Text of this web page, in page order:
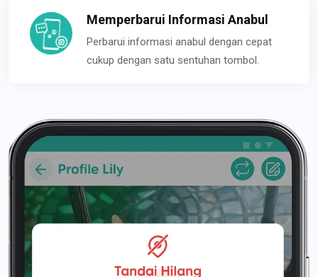
Memperbarui Informasi Anabul
Perbarui informasi anabul dengan cepat
cukup dengan satu sentuhan tombol.